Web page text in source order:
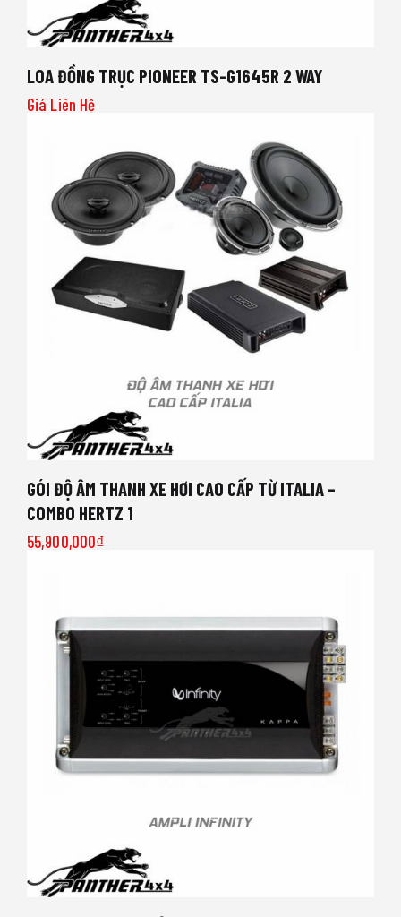
LOA ĐỒNG TRỤC PIONEER TS-G1645R 2 WAY
Giá Liên Hệ
GÓI ĐỘ ÂM THANH XE HƠI CAO CẤP TỪ ITALIA –
COMBO HERTZ 1
55,900,000₫